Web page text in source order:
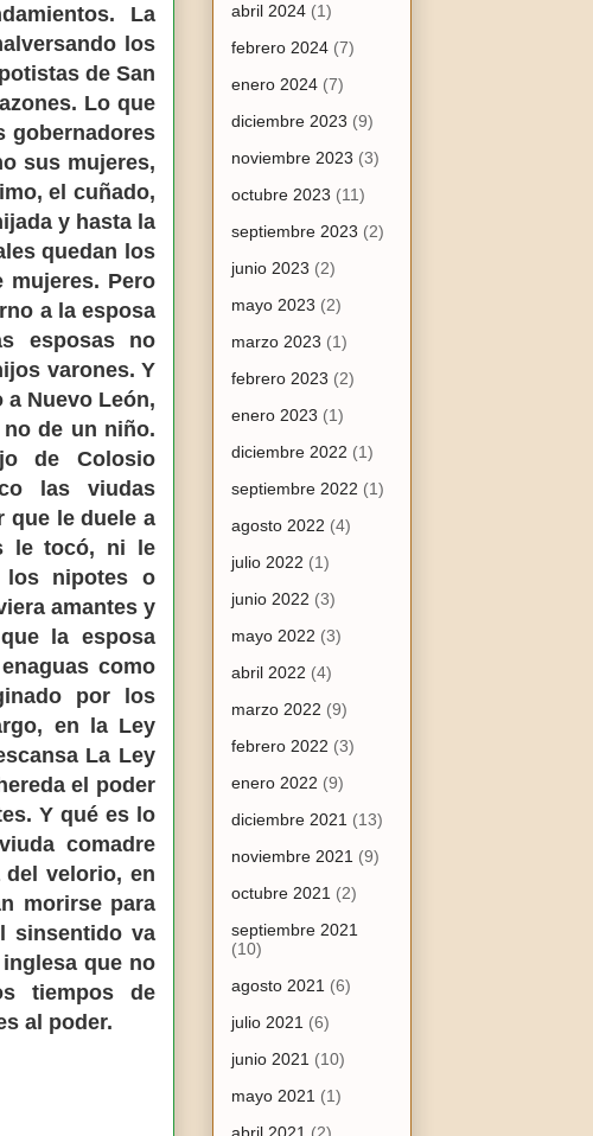
La
los
de San
Lo que
gobernadores
sus mujeres,
el cuñado,
y hasta la
quedan los
mujeres. Pero
a la esposa
esposas no
varones. Y
Nuevo León,
de un niño.
de Colosio
las viudas
que le duele a
le tocó, ni le
nipotes o
amantes y
la esposa
como
por los
en la Ley
La Ley
el poder
Y qué es lo
comadre
velorio, en
morirse para
sinsentido va
que no
tiempos de
al poder.
abril 2024 (1)
febrero 2024 (7)
enero 2024 (7)
diciembre 2023 (9)
noviembre 2023 (3)
octubre 2023 (11)
septiembre 2023 (2)
junio 2023 (2)
mayo 2023 (2)
marzo 2023 (1)
febrero 2023 (2)
enero 2023 (1)
diciembre 2022 (1)
septiembre 2022 (1)
agosto 2022 (4)
julio 2022 (1)
junio 2022 (3)
mayo 2022 (3)
abril 2022 (4)
marzo 2022 (9)
febrero 2022 (3)
enero 2022 (9)
diciembre 2021 (13)
noviembre 2021 (9)
octubre 2021 (2)
septiembre 2021
(10)
agosto 2021 (6)
julio 2021 (6)
junio 2021 (10)
mayo 2021 (1)